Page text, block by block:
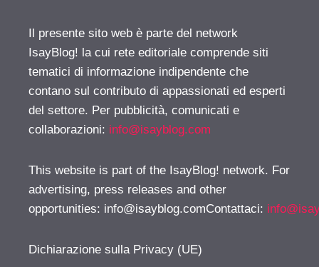
Il presente sito web è parte del network
IsayBlog! la cui rete editoriale comprende siti
tematici di informazione indipendente che
contano sul contributo di appassionati ed esperti
del settore. Per pubblicità, comunicati e
collaborazioni: info@isayblog.com
This website is part of the IsayBlog! network. For
advertising, press releases and other
opportunities: info@isayblog.comContattaci:
Dichiarazione sulla Privacy (UE)